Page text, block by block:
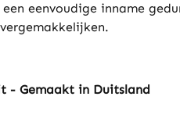
eenvoudige inname
- Gemaakt in Duitsland